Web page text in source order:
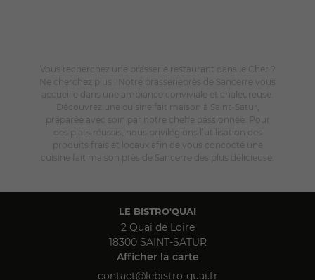
Vous recherchez une brasserie restaurant dans le Cher ?
Ne cherchez plus ! Notre brasserieprès de Sancerre vous
accueille dans une ambiance conviviale et chaleureuse.
Découvrez une cuisine fait maison à Saint-Satur,
préparée avec soin par notre cheffe passionnée. Pour
des plats réussis, nous privilégions l’utilisation des
produits frais et locaux afin de vous concocté une
cuisine fait maison près de Sancerre des plus délicieuse.
LE BISTRO'QUAI
2 Quai de Loire
18300 SAINT-SATUR
Afficher la carte